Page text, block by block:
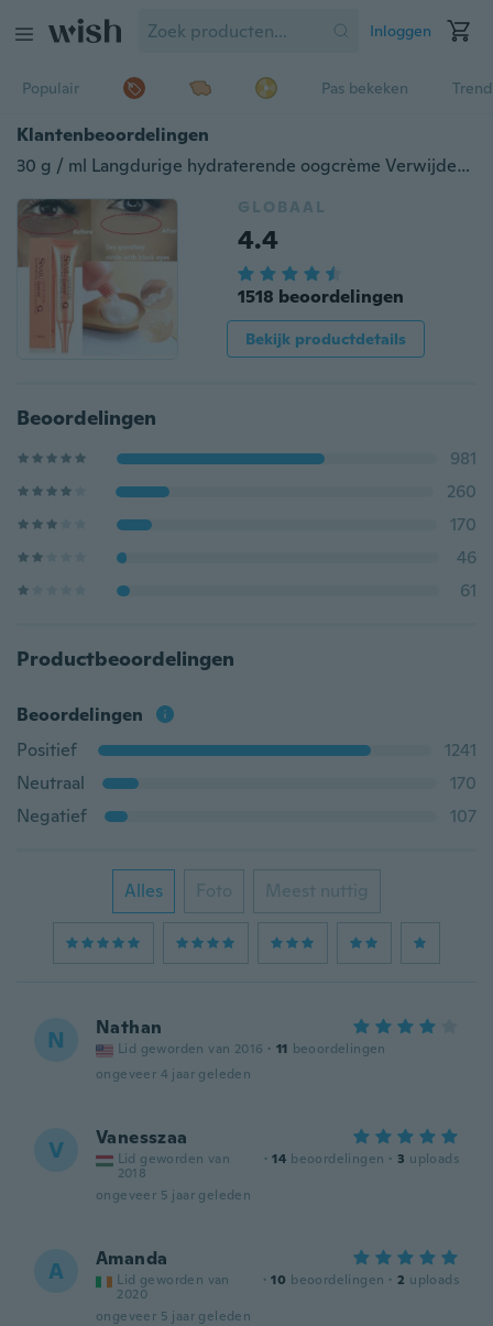
Inloggen
Populair Pas bekeken
Klantenbeoordelingen
30 g / ml Langdurige hydraterende oogcrème Verwijder donkere kringen Verlicht vermoeidheid van de ogen-oogcrème
GLOBAAL
4.4
1518 beoordelingen
Bekijk productdetails
Beoordelingen
981
260
170
46
61
Productbeoordelingen
Beoordelingen
Positief
1241
Neutraal
170
Negatief
107
Alles Foto Meest nuttig
N Nathan
Lid geworden van 2016 · 11 beoordelingen
ongeveer 4 jaar geleden
V Vanesszaa
Lid geworden van
2018
· 14 beoordelingen · 3 uploads
ongeveer 5 jaar geleden
A Amanda
Lid geworden van
2020
· 10 beoordelingen · 2 uploads
ongeveer 5 jaar geleden